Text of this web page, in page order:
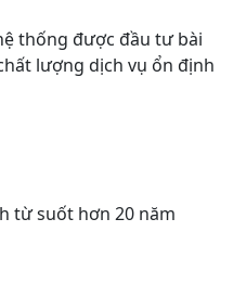
thống được đầu tư bài
lượng dịch vụ ổn định
từ suốt hơn 20 năm